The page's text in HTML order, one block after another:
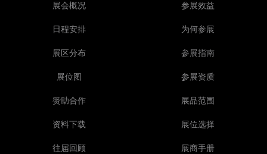
展会概况
日程安排
展区分布
展位图
赞助合作
资料下载
往届回顾
参展效益
为何参展
参展指南
参展资质
展品范围
展位选择
展商手册